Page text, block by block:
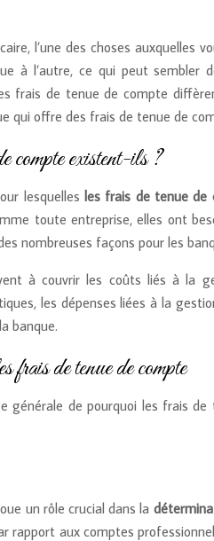
l’une des choses auxquelles
à l’autre, ce qui peut
frais de tenue de compte
qui offre des frais de tenue de
compte existent-ils ?
lesquelles les frais de tenue de
toute entreprise, elles ont
nombreuses façons pour les
à couvrir les coûts liés à la
les dépenses liées à la
banque.
frais de tenue de compte
générale de pourquoi les frais
un rôle crucial dans la
rapport aux comptes